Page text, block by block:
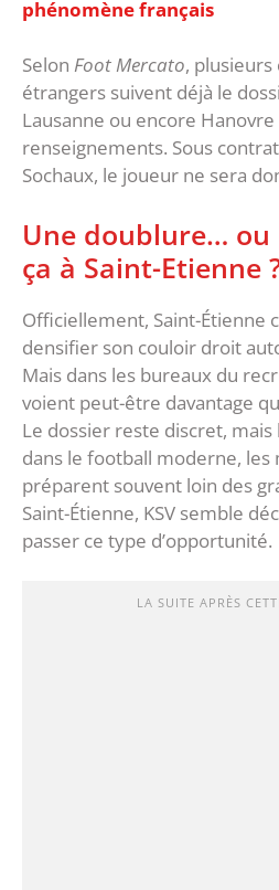
phénomène français
‎Selon Foot Mercato, plusieurs
étrangers suivent déjà le
Lausanne ou encore
renseignements. Sous
Sochaux, le joueur ne sera
‎Une doublure…
ça à Saint-Etienne
Officiellement, Saint-Étienne
densifier son couloir droit
Mais dans les bureaux du
voient peut-être davantage
‎Le dossier reste discret,
dans le football moderne, les
préparent souvent loin des
Saint-Étienne, KSV semble
passer ce type d’opportunité.
LA SUITE APRÈS